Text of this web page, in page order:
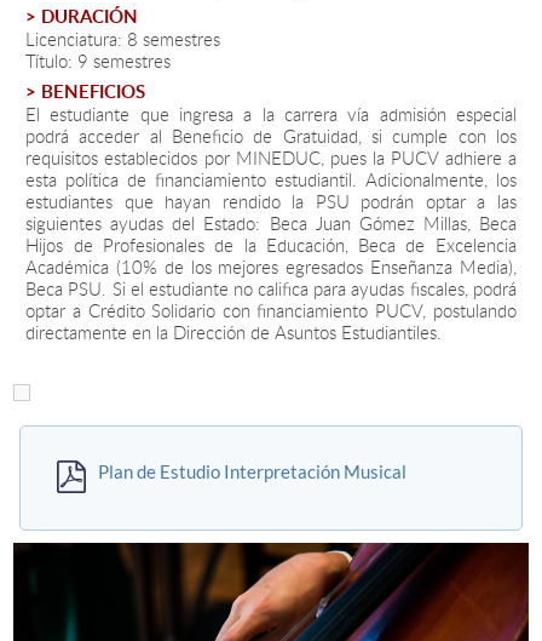
Académicos
Funcionarios
Alumni
English
> DURACIÓN
Licenciatura: 8 semestres
Título: 9 semestres
> BENEFICIOS
El estudiante que ingresa a la carrera vía admisión especial
podrá acceder al Beneficio de Gratuidad, si cumple con los
requisitos establecidos por MINEDUC, pues la PUCV adhiere a
esta política de financiamiento estudiantil. Adicionalmente, los
estudiantes que hayan rendido la PSU podrán optar a las
siguientes ayudas del Estado: Beca Juan Gómez Millas, Beca
Hijos de Profesionales de la Educación, Beca de Excelencia
Académica (10% de los mejores egresados Enseñanza Media),
Beca PSU. Si el estudiante no califica para ayudas fiscales, podrá
optar a Crédito Solidario con financiamiento PUCV, postulando
directamente en la Dirección de Asuntos Estudiantiles.
Plan de Estudio Interpretación Musical